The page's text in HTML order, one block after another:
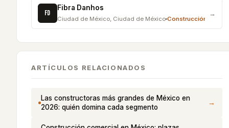
FD
Fibra Danhos
Ciudad de México, Ciudad de México Construcción
→
ARTÍCULOS RELACIONADOS
Las constructoras más grandes de México en
2026: quién domina cada segmento
→